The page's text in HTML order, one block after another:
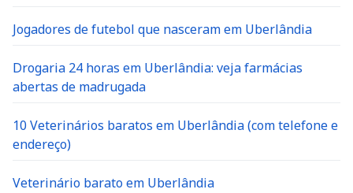
Jogadores de futebol que nasceram em Uberlândia
Drogaria 24 horas em Uberlândia: veja farmácias
abertas de madrugada
10 Veterinários baratos em Uberlândia (com telefone e
endereço)
Veterinário barato em Uberlândia